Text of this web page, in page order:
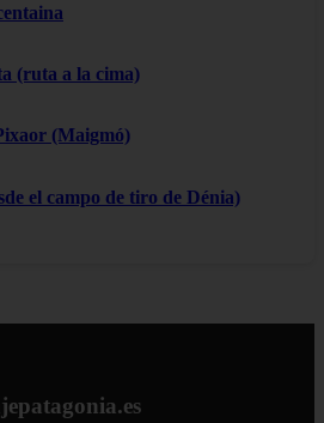
(ruta a la cima)
(Maigmó)
el campo de tiro de Dénia)